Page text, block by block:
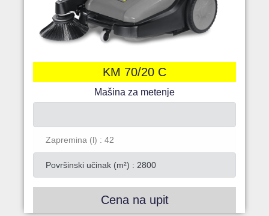
KM 70/20 C
Mašina za metenje
Zapremina (l) : 42
Površinski učinak (m²) : 2800
Cena na upit